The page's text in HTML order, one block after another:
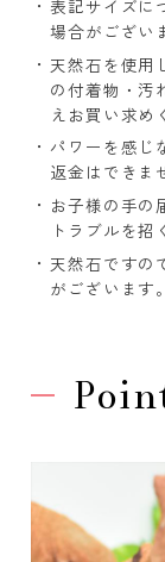
表記サイズに
場合がござい
天然石を使用
の付着物・汚
えお買い求め
パワーを感じ
返金はできま
お子様の手の
トラブルを招
天然石ですの
がございます。